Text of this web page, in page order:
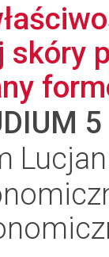
skóry
5